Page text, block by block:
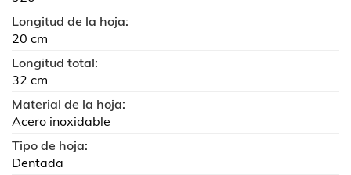
Longitud de la hoja:
20 cm
Longitud total:
32 cm
Material de la hoja:
Acero inoxidable
Tipo de hoja:
Dentada